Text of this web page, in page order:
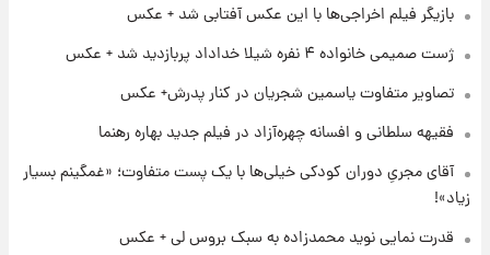
کار استقلال و رامین رضاییان رسما تمام شد +
عکس / خداحافظی صمیمانه آبی ها با رامین!
۱ روز پیش
آتش اختلاف در اینستاگرام؛ تمجید از حردانی به
مذاق رضاییان خوش نیامد+عکس
۱ روز پیش
بازیگر فیلم اخراجی‌ها با این عکس آفتابی شد + عکس
ژست صمیمی خانواده ۴ نفره شیلا خداداد پربازدید شد + عکس
تصاویر متفاوت یاسمین شجریان در کنار پدرش+ عکس
فقیهه سلطانی و افسانه چهره‌آزاد در فیلم جدید بهاره رهنما
آقای مجریِ دوران کودکی خیلی‌ها با یک پست متفاوت؛ «غمگینم بسیار
زیاد»!
قدرت نمایی نوید محمدزاده به سبک بروس لی + عکس